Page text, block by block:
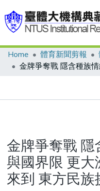
Communities & Collections
Statistics
Home 體育新聞剪報
金牌爭奪戰 隱
與國界限 更
來到 東方民